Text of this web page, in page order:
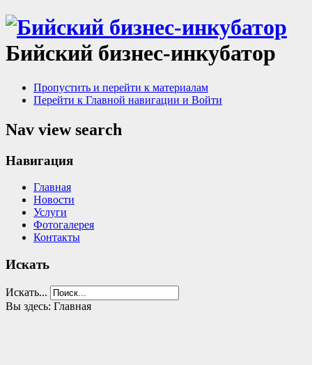
Бийский бизнес-инкубатор
Пропустить и перейти к материалам
Перейти к Главной навигации и Войти
Nav view search
Навигация
Главная
Новости
Услуги
Фотогалерея
Контакты
Искать
Искать...
Вы здесь: Главная